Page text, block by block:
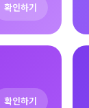
확인하기
확인하기